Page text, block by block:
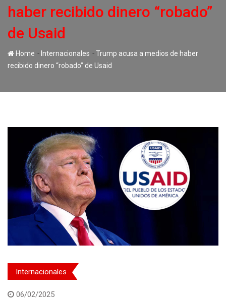
haber recibido dinero “robado”
de Usaid
Home - Internacionales -Trump acusa a medios de haber
recibido dinero “robado” de Usaid
Internacionales
06/02/2025